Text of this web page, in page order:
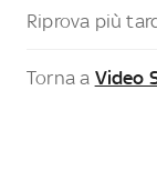
Riprova più
Torna a Video